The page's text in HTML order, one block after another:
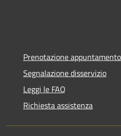
Prenotazione appuntamento
Segnalazione disservizio
Leggi le FAQ
Richiesta assistenza